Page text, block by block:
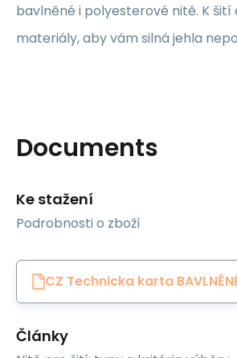
bavlněné i polyesterové nitě. K
materiály, aby vám silná jehla
Documents
Ke stažení
Podrobnosti o zboží
CZ Technicka karta
Články